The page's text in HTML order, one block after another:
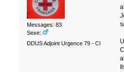
Messages: 83
Sexe:
DDUS Adjoint Urgence 79 - CI